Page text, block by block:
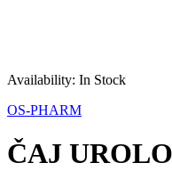
Availability: In Stock
OS-PHARM
ČAJ